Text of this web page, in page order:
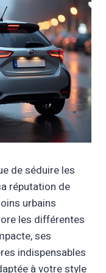
de séduire les
réputation de
urbains
les différentes
ses
indispensables
à votre style